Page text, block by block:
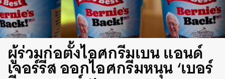
ผู้ร่วมก่อตั้งไอศกรีมเบน แอนด์
เจอร์รีส ออกไอศกรีมหนุน ‘เบอร์